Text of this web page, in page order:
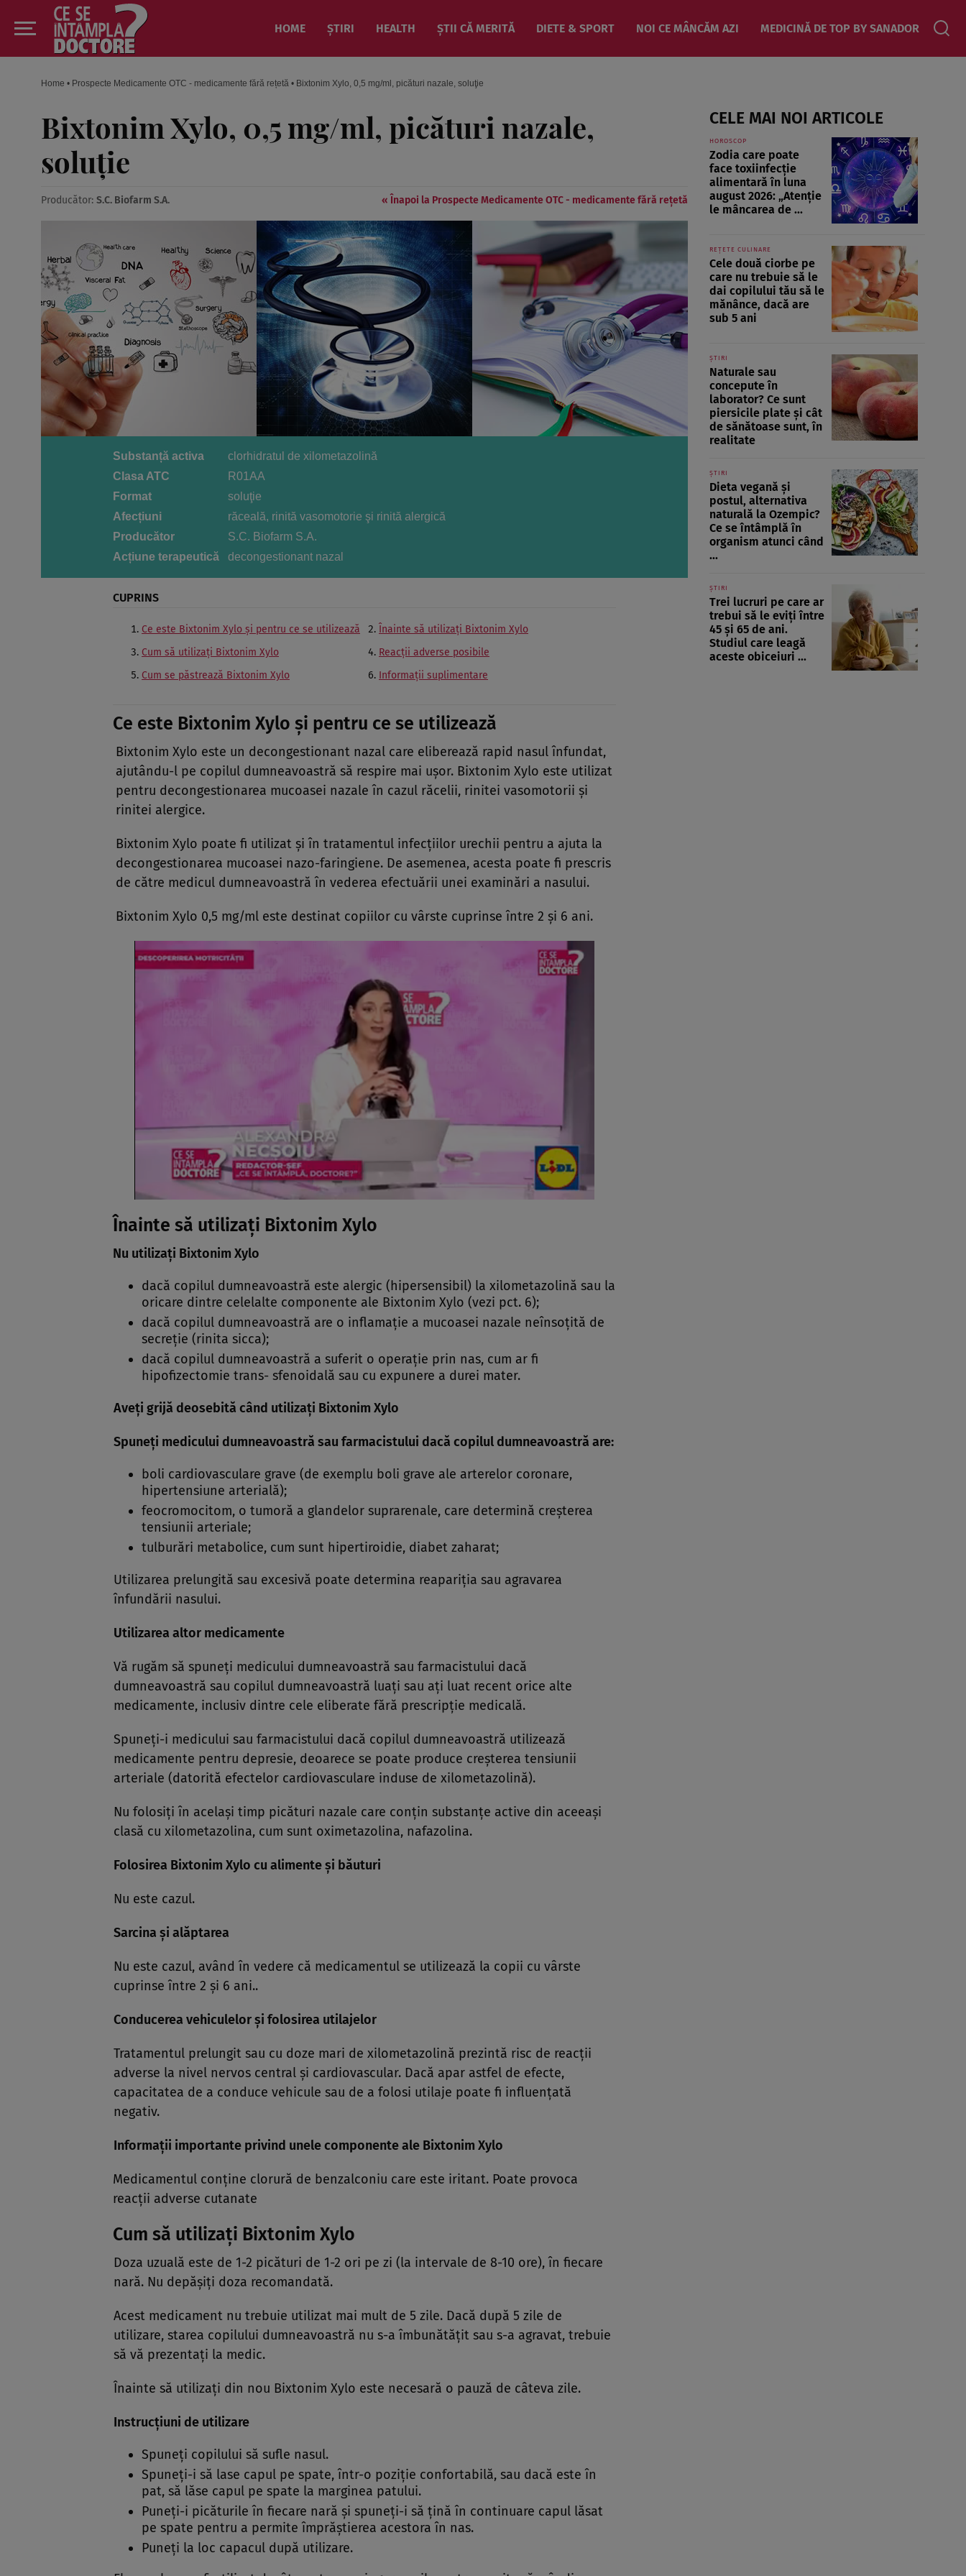
HOME ȘTIRI HEALTH ȘTII CĂ MERITĂ DIETE & SPORT NOI CE MÂNCĂM AZI MEDICINĂ DE TOP BY SANADOR
Home • Prospecte Medicamente OTC - medicamente fără rețetă • Bixtonim Xylo, 0,5 mg/ml, picături nazale, soluţie
Bixtonim Xylo, 0,5 mg/ml, picături nazale,
soluţie
Producător: S.C. Biofarm S.A. « Înapoi la Prospecte Medicamente OTC - medicamente fără rețetă
Substanță activa
clorhidratul de xilometazolină
Clasa ATC
R01AA
Format
soluţie
Afecțiuni
răceală, rinită vasomotorie şi rinită alergică
Producător
S.C. Biofarm S.A.
Acțiune terapeutică
decongestionant nazal
CUPRINS
Ce este Bixtonim Xylo şi pentru ce se utilizează
Înainte să utilizaţi Bixtonim Xylo
Cum să utilizaţi Bixtonim Xylo
Reacţii adverse posibile
Cum se păstrează Bixtonim Xylo
Informaţii suplimentare
Ce este Bixtonim Xylo şi pentru ce se utilizează
Bixtonim Xylo este un decongestionant nazal care eliberează rapid nasul înfundat,
ajutându-l pe copilul dumneavoastră să respire mai uşor. Bixtonim Xylo este utilizat
pentru decongestionarea mucoasei nazale în cazul răcelii, rinitei vasomotorii şi
rinitei alergice.
Bixtonim Xylo poate fi utilizat şi în tratamentul infecţiilor urechii pentru a ajuta la
decongestionarea mucoasei nazo-faringiene. De asemenea, acesta poate fi prescris
de către medicul dumneavoastră în vederea efectuării unei examinări a nasului.
Bixtonim Xylo 0,5 mg/ml este destinat copiilor cu vârste cuprinse între 2 şi 6 ani.
Înainte să utilizaţi Bixtonim Xylo
Nu utilizaţi Bixtonim Xylo
dacă copilul dumneavoastră este alergic (hipersensibil) la xilometazolină sau la
oricare dintre celelalte componente ale Bixtonim Xylo (vezi pct. 6);
dacă copilul dumneavoastră are o inflamaţie a mucoasei nazale neînsoţită de
secreţie (rinita sicca);
dacă copilul dumneavoastră a suferit o operaţie prin nas, cum ar fi
hipofizectomie trans- sfenoidală sau cu expunere a durei mater.
Aveţi grijă deosebită când utilizaţi Bixtonim Xylo
Spuneţi medicului dumneavoastră sau farmacistului dacă copilul dumneavoastră are:
boli cardiovasculare grave (de exemplu boli grave ale arterelor coronare,
hipertensiune arterială);
feocromocitom, o tumoră a glandelor suprarenale, care determină creşterea
tensiunii arteriale;
tulburări metabolice, cum sunt hipertiroidie, diabet zaharat;
Utilizarea prelungită sau excesivă poate determina reapariţia sau agravarea
înfundării nasului.
Utilizarea altor medicamente
Vă rugăm să spuneţi medicului dumneavoastră sau farmacistului dacă
dumneavoastră sau copilul dumneavoastră luaţi sau aţi luat recent orice alte
medicamente, inclusiv dintre cele eliberate fără prescripţie medicală.
Spuneţi-i medicului sau farmacistului dacă copilul dumneavoastră utilizează
medicamente pentru depresie, deoarece se poate produce creşterea tensiunii
arteriale (datorită efectelor cardiovasculare induse de xilometazolină).
Nu folosiţi în acelaşi timp picături nazale care conţin substanţe active din aceeaşi
clasă cu xilometazolina, cum sunt oximetazolina, nafazolina.
Folosirea Bixtonim Xylo cu alimente şi băuturi
Nu este cazul.
Sarcina şi alăptarea
Nu este cazul, având în vedere că medicamentul se utilizează la copii cu vârste
cuprinse între 2 şi 6 ani..
Conducerea vehiculelor şi folosirea utilajelor
Tratamentul prelungit sau cu doze mari de xilometazolină prezintă risc de reacţii
adverse la nivel nervos central şi cardiovascular. Dacă apar astfel de efecte,
capacitatea de a conduce vehicule sau de a folosi utilaje poate fi influenţată
negativ.
Informaţii importante privind unele componente ale Bixtonim Xylo
Medicamentul conţine clorură de benzalconiu care este iritant. Poate provoca
reacţii adverse cutanate
Cum să utilizaţi Bixtonim Xylo
Doza uzuală este de 1-2 picături de 1-2 ori pe zi (la intervale de 8-10 ore), în fiecare
nară. Nu depăşiţi doza recomandată.
Acest medicament nu trebuie utilizat mai mult de 5 zile. Dacă după 5 zile de
utilizare, starea copilului dumneavoastră nu s-a îmbunătăţit sau s-a agravat, trebuie
să vă prezentaţi la medic.
Înainte să utilizaţi din nou Bixtonim Xylo este necesară o pauză de câteva zile.
Instrucţiuni de utilizare
Spuneţi copilului să sufle nasul.
Spuneţi-i să lase capul pe spate, într-o poziţie confortabilă, sau dacă este în
pat, să lăse capul pe spate la marginea patului.
Puneţi-i picăturile în fiecare nară şi spuneţi-i să ţină în continuare capul lăsat
pe spate pentru a permite împrăştierea acestora în nas.
Puneţi la loc capacul după utilizare.
CELE MAI NOI ARTICOLE
HOROSCOP
Zodia care poate
face toxiinfecție
alimentară în luna
august 2026: „Atenție
le mâncarea de ...
REȚETE CULINARE
Cele două ciorbe pe
care nu trebuie să le
dai copilului tău să le
mănânce, dacă are
sub 5 ani
ȘTIRI
Naturale sau
concepute în
laborator? Ce sunt
piersicile plate și cât
de sănătoase sunt, în
realitate
ȘTIRI
Dieta vegană și
postul, alternativa
naturală la Ozempic?
Ce se întâmplă în
organism atunci când
...
ȘTIRI
Trei lucruri pe care ar
trebui să le eviți între
45 și 65 de ani.
Studiul care leagă
aceste obiceiuri ...